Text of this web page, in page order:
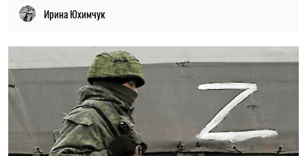
Ирина Юхимчук